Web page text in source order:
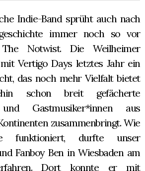
Indie-Band sprüht auch nach
immer noch so vor
Notwist. Die Weilheimer
Vertigo Days letztes Jahr ein
das noch mehr Vielfalt bietet
schon breit gefächerte
Gastmusiker*innen aus
zusammenbringt. Wie
funktioniert, durfte unser
Fanboy Ben in Wiesbaden am
Dort konnte er mit